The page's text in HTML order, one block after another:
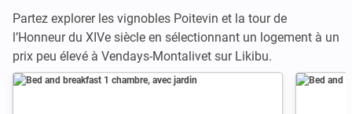
Partez explorer les vignobles Poitevin et la tour de
l’Honneur du XIVe siècle en sélectionnant un logement à un
prix peu élevé à Vendays-Montalivet sur Likibu.